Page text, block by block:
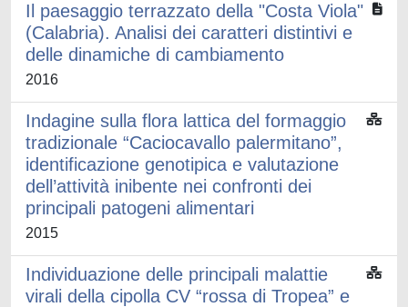
Il paesaggio terrazzato della "Costa Viola"
(Calabria). Analisi dei caratteri distintivi e
delle dinamiche di cambiamento
2016
Indagine sulla flora lattica del formaggio
tradizionale “Caciocavallo palermitano”,
identificazione genotipica e valutazione
dell’attività inibente nei confronti dei
principali patogeni alimentari
2015
Individuazione delle principali malattie
virali della cipolla CV “rossa di Tropea” e